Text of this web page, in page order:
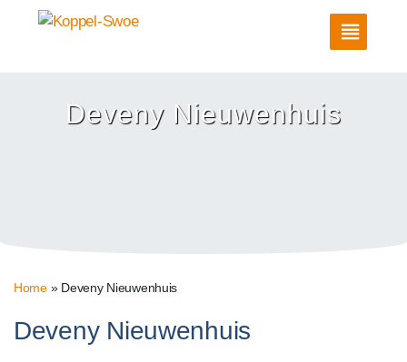
Deveny Nieuwenhuis
Home» Deveny Nieuwenhuis
Deveny Nieuwenhuis